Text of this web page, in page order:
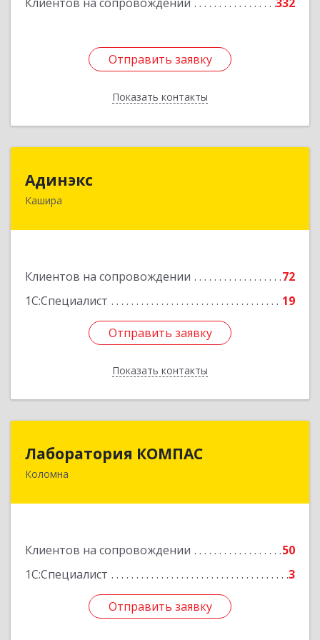
Отправить заявку
Показать контакты
Отправить заявку
Назад
Адинэкс
Кашира
Клиентов на сопровождении
72
1С:Специалист
19
Отправить заявку
Показать контакты
142900, Московская обл, г.о. Кашира, Кашира г,
Отправить заявку
Назад
Лаборатория КОМПАС
Коломна
Клиентов на сопровождении
50
1С:Специалист
3
Отправить заявку
140415, Московская обл, Коломна г, Л.Толстого
Отправить заявку